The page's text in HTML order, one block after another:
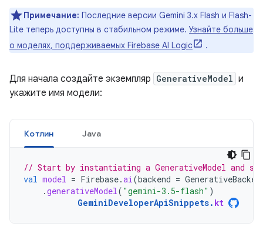
Примечание: Последние версии Gemini 3.x Flash и Flash-
Lite теперь доступны в стабильном режиме. Узнайте больше
о моделях, поддерживаемых Firebase AI Logic
.
Для начала создайте экземпляр GenerativeModel и
укажите имя модели:
Котлин Java
// Start by instantiating a GenerativeModel and
val model = Firebase.ai (backend =
.generativeModel ( "gemini-3.5-flash" )
GeminiDeveloperApiSnippets. kt